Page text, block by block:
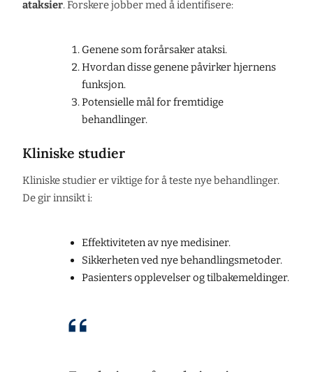
ataksier. Forskere jobber med å identifisere:
Genene som forårsaker ataksi.
Hvordan disse genene påvirker hjernens
funksjon.
Potensielle mål for fremtidige
behandlinger.
Kliniske studier
Kliniske studier er viktige for å teste nye behandlinger.
De gir innsikt i:
Effektiviteten av nye medisiner.
Sikkerheten ved nye behandlingsmetoder.
Pasienters opplevelser og tilbakemeldinger.